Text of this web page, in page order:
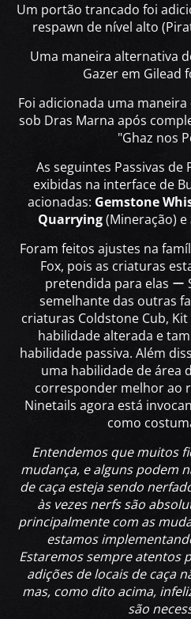
Um portão trancado foi
respawn de nível alto
Uma maneira alternativa
Gazer em Gilead
Foi adicionada uma
sob Dras Marna após
"Ghaz nos
As seguintes Passivas
exibidas na interface de
acionadas: Gemstone
Quarrying(Mineração) e
Foram feitos ajustes na
Fox, pois as criaturas
pretendida para elas ー
semelhante das outras
criaturas Coldstone Cub,
habilidade alterada e
habilidade passiva. Além
uma habilidade de área
corresponder melhor ao
Ninetails agora está
como
Entendemos que muitos
mudança, e alguns podem
de caça esteja sendo
às vezes nerfs são
principalmente com as
estamos
Estaremos sempre atentos
adições de locais de caça
mas, como dito acima,
são